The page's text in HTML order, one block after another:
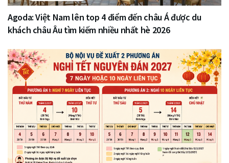
Agoda: Việt Nam lên top 4 điểm đến châu Á được du
khách châu Âu tìm kiếm nhiều nhất hè 2026